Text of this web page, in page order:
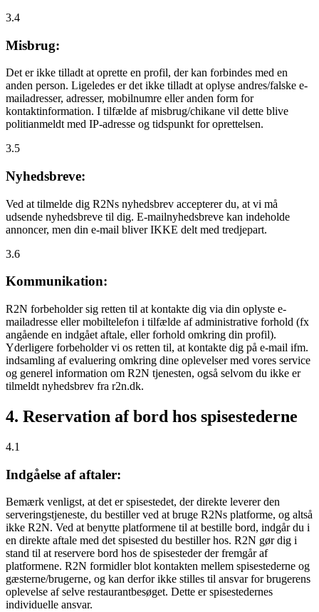
3.4
Misbrug:
Det er ikke tilladt at oprette en profil, der kan forbindes med en
anden person. Ligeledes er det ikke tilladt at oplyse andres/falske e-
mailadresser, adresser, mobilnumre eller anden form for
kontaktinformation. I tilfælde af misbrug/chikane vil dette blive
politianmeldt med IP-adresse og tidspunkt for oprettelsen.
3.5
Nyhedsbreve:
Ved at tilmelde dig R2Ns nyhedsbrev accepterer du, at vi må
udsende nyhedsbreve til dig. E-mailnyhedsbreve kan indeholde
annoncer, men din e-mail bliver IKKE delt med tredjepart.
3.6
Kommunikation:
R2N forbeholder sig retten til at kontakte dig via din oplyste e-
mailadresse eller mobiltelefon i tilfælde af administrative forhold (fx
angående en indgået aftale, eller forhold omkring din profil).
Yderligere forbeholder vi os retten til, at kontakte dig på e-mail ifm.
indsamling af evaluering omkring dine oplevelser med vores service
og generel information om R2N tjenesten, også selvom du ikke er
tilmeldt nyhedsbrev fra r2n.dk.
4. Reservation af bord hos spisestederne
4.1
Indgåelse af aftaler:
Bemærk venligst, at det er spisestedet, der direkte leverer den
serveringstjeneste, du bestiller ved at bruge R2Ns platforme, og altså
ikke R2N. Ved at benytte platformene til at bestille bord, indgår du i
en direkte aftale med det spisested du bestiller hos. R2N gør dig i
stand til at reservere bord hos de spisesteder der fremgår af
platformene. R2N formidler blot kontakten mellem spisestederne og
gæsterne/brugerne, og kan derfor ikke stilles til ansvar for brugerens
oplevelse af selve restaurantbesøget. Dette er spisestedernes
individuelle ansvar.